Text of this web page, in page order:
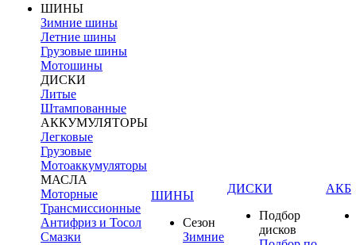
ШИНЫ
Зимние шины
Летние шины
Грузовые шины
Мотошины
ДИСКИ
Литые
Штампованные
АККУМУЛЯТОРЫ
Легковые
Грузовые
Мотоаккумуляторы
МАСЛА
Моторные
Трансмиссионные
Антифриз и Тосол
Смазки
ШИНЫ
Сезон
Зимние
ДИСКИ
Подбор
дисков
АКБ